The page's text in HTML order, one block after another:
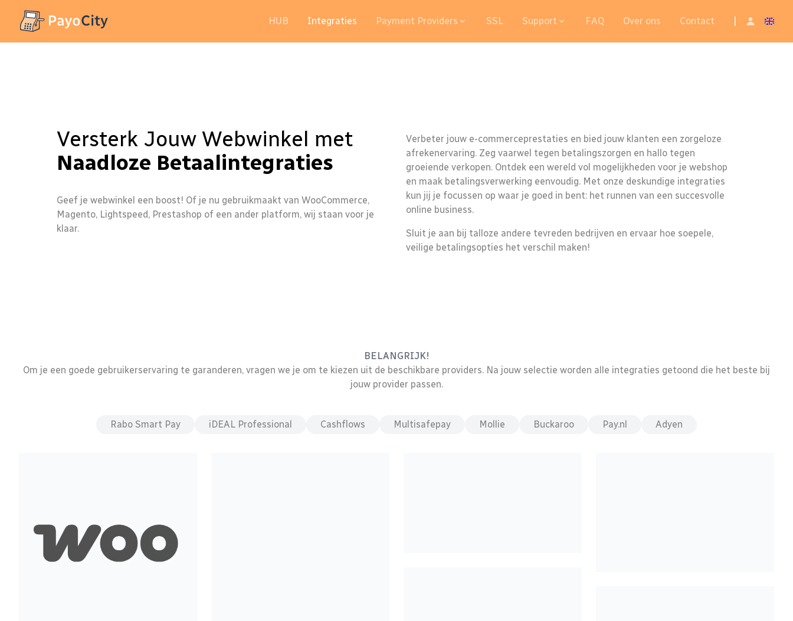
HUB Integraties Payment Providers SSL Support FAQ Over ons Contact
Versterk Jouw Webwinkel met
Naadloze Betaalintegraties
Geef je webwinkel een boost! Of je nu gebruikmaakt van WooCommerce,
Magento, Lightspeed, Prestashop of een ander platform, wij staan voor je
klaar.
Verbeter jouw e-commerceprestaties en bied jouw klanten een zorgeloze
afrekenervaring. Zeg vaarwel tegen betalingszorgen en hallo tegen
groeiende verkopen. Ontdek een wereld vol mogelijkheden voor je webshop
en maak betalingsverwerking eenvoudig. Met onze deskundige integraties
kun jij je focussen op waar je goed in bent: het runnen van een succesvolle
online business.
Sluit je aan bij talloze andere tevreden bedrijven en ervaar hoe soepele,
veilige betalingsopties het verschil maken!
BELANGRIJK!
Om je een goede gebruikerservaring te garanderen, vragen we je om te kiezen uit de beschikbare providers. Na jouw selectie worden alle integraties getoond die het beste bij
jouw provider passen.
Rabo Smart Pay iDEAL Professional Cashflows Multisafepay Mollie Buckaroo Pay.nl Adyen